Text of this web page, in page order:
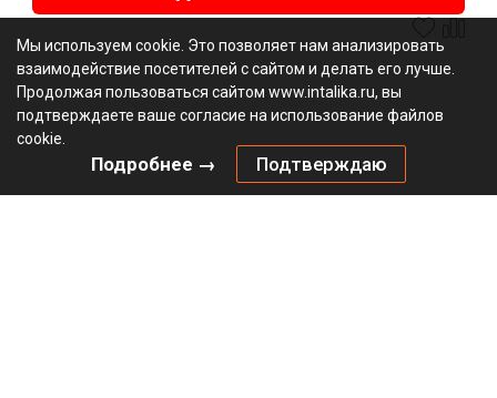
Мы используем cookie. Это позволяет нам анализировать
взаимодействие посетителей с сайтом и делать его лучше.
Продолжая пользоваться сайтом www.intalika.ru, вы
подтверждаете ваше согласие на использование файлов
cookie.
Подробнее → Подтверждаю